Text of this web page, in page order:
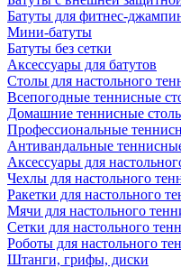
Батуты для фитнес-
Мини-батуты
Батуты без сетки
Аксессуары для батутов
Столы для настольного
Всепогодные теннисные
Домашние теннисные
Профессиональные
Антивандальные
Аксессуары для
Чехлы для настольного
Ракетки для настольного
Мячи для настольного
Сетки для настольного
Роботы для настольного
Штанги, грифы, диски